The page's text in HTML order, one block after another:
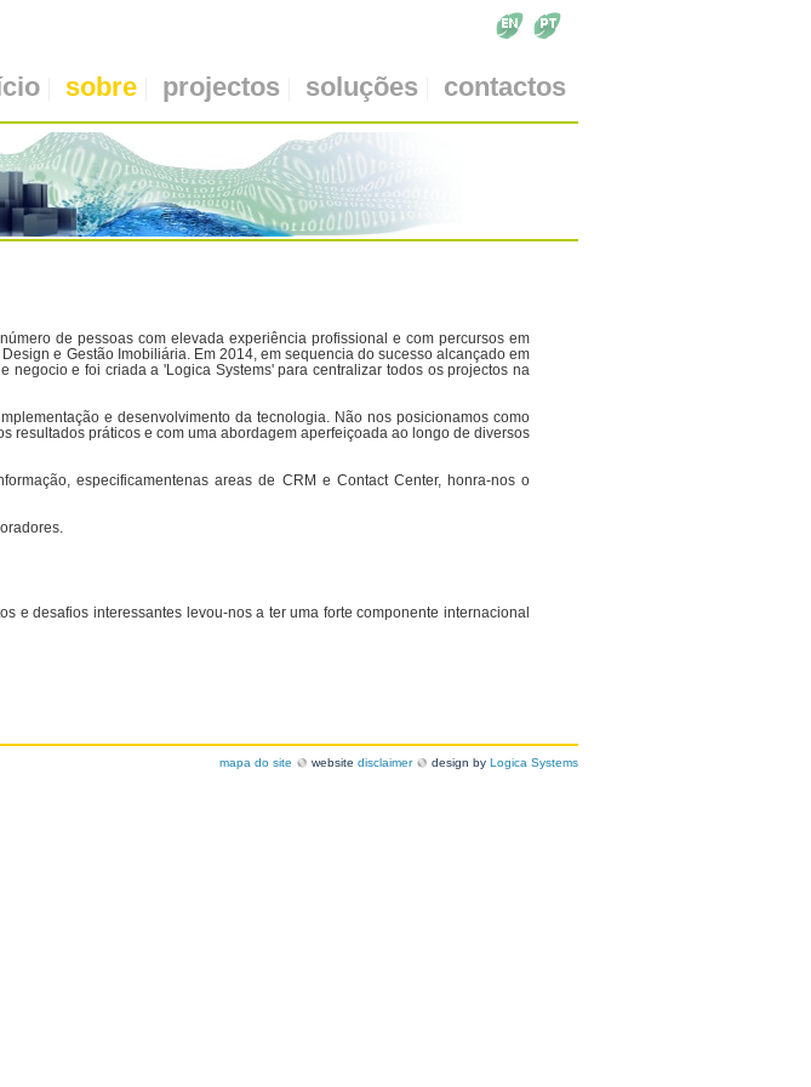
sobre projectos soluções contactos
de pessoas com elevada experiência profissional e com percursos em
e Gestão Imobiliária. Em 2014, em sequencia do sucesso alcançado em
e foi criada a 'Logica Systems' para centralizar todos os projectos na
e desenvolvimento da tecnologia. Não nos posicionamos como
resultados práticos e com uma abordagem aperfeiçoada ao longo de diversos
especificamentenas areas de CRM e Contact Center, honra-nos o
e desafios interessantes levou-nos a ter uma forte componente internacional
mapa do site website disclaimer design by Logica Systems